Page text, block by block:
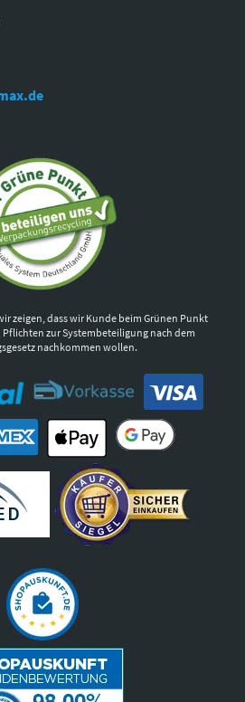
zeigen, dass wir Kunde beim Grünen Punkt
zur Systembeteiligung nach dem
nachkommen wollen.